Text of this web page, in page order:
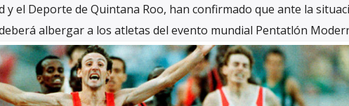
y el Deporte de Quintana Roo, han confirmado que ante la
albergar a los atletas del evento mundial Pentatlón